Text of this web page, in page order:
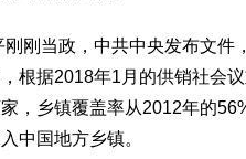
刚刚当政，中共中央发布文
根据2018年1月的供销社会
，乡镇覆盖率从2012年的
中国地方乡镇。